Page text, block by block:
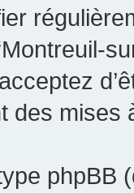
des mises
phpBB